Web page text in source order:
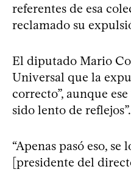
referentes de esa
reclamado su
El diputado Mario
Universal que la
correcto”, aunque
sido lento de reflejos”.
“Apenas pasó eso,
[presidente del